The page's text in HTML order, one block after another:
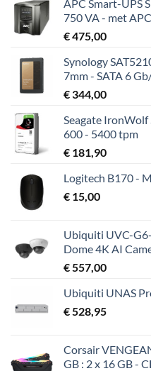
APC Smart-UPS
750 VA - met
€475,00
Synology
7mm - SATA 6
€ 344,00
Seagate IronWolf
600 - 5400 tpm
€ 181,90
Logitech B170 -
€ 15,00
Ubiquiti UVC-
Dome 4K AI
€ 557,00
Ubiquiti UNAS
€ 528,95
Corsair
GB : 2 x 16 GB -